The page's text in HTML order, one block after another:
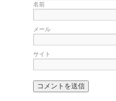
名前
メール
サイト